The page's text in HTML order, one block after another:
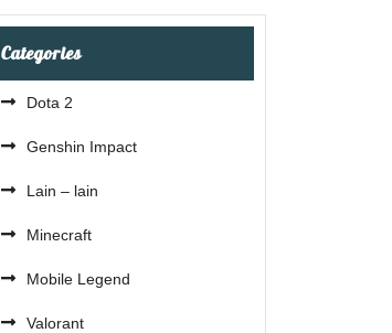
Categories
Dota 2
Genshin Impact
Lain – lain
Minecraft
Mobile Legend
Valorant